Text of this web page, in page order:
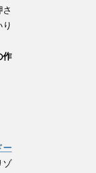
作
ー
ゾ